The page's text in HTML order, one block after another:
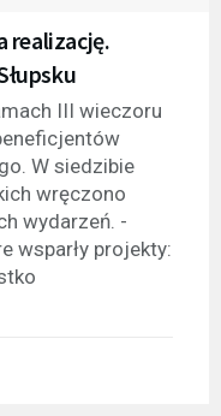
realizację.
III wieczoru
W siedzibie
wręczono
wydarzeń. -
wsparły projekty: